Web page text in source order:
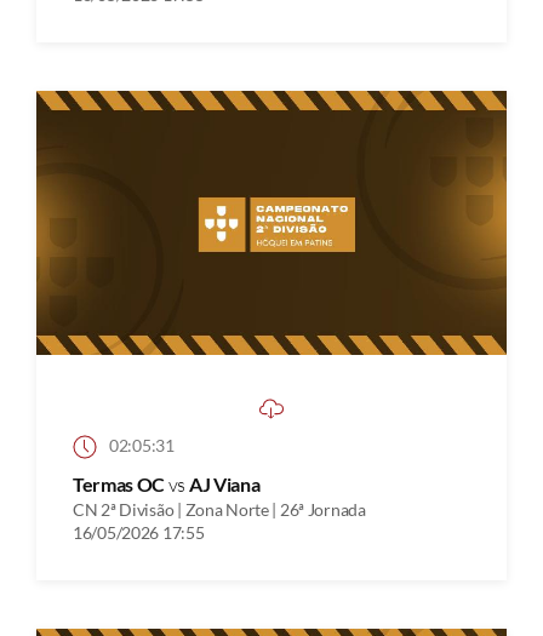
02:05:31
Termas OCvs AJ Viana
CN 2ª Divisão | Zona Norte | 26ª Jornada
16/05/2026 17:55